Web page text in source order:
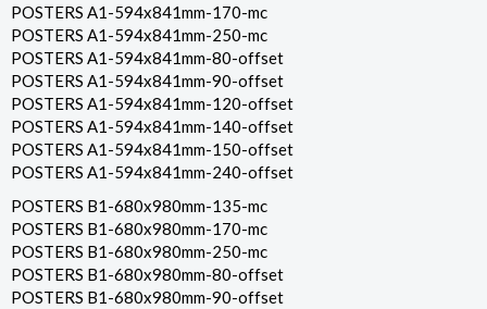
POSTERS A1-594x841mm-170-mc
POSTERS A1-594x841mm-250-mc
POSTERS A1-594x841mm-80-offset
POSTERS A1-594x841mm-90-offset
POSTERS A1-594x841mm-120-offset
POSTERS A1-594x841mm-140-offset
POSTERS A1-594x841mm-150-offset
POSTERS A1-594x841mm-240-offset
POSTERS B1-680x980mm-135-mc
POSTERS B1-680x980mm-170-mc
POSTERS B1-680x980mm-250-mc
POSTERS B1-680x980mm-80-offset
POSTERS B1-680x980mm-90-offset